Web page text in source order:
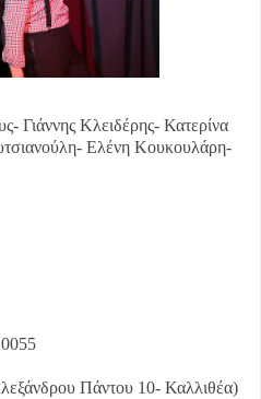
Γιάννης Κλειδέρης- Κατερίνα
Ελένη Κουκουλάρη-
Πάντου 10- Καλλιθέα)